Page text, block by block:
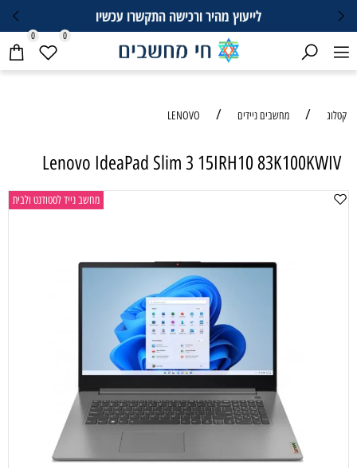
לייעוץ מהיר ורכישה התקשרו עכשיו
0 0
קטלוג / מחשבים ניידים /
LENOVO
Lenovo IdeaPad Slim 3 15IRH10 83K100KWIV
מחשב נייד לסטודנט ולבית